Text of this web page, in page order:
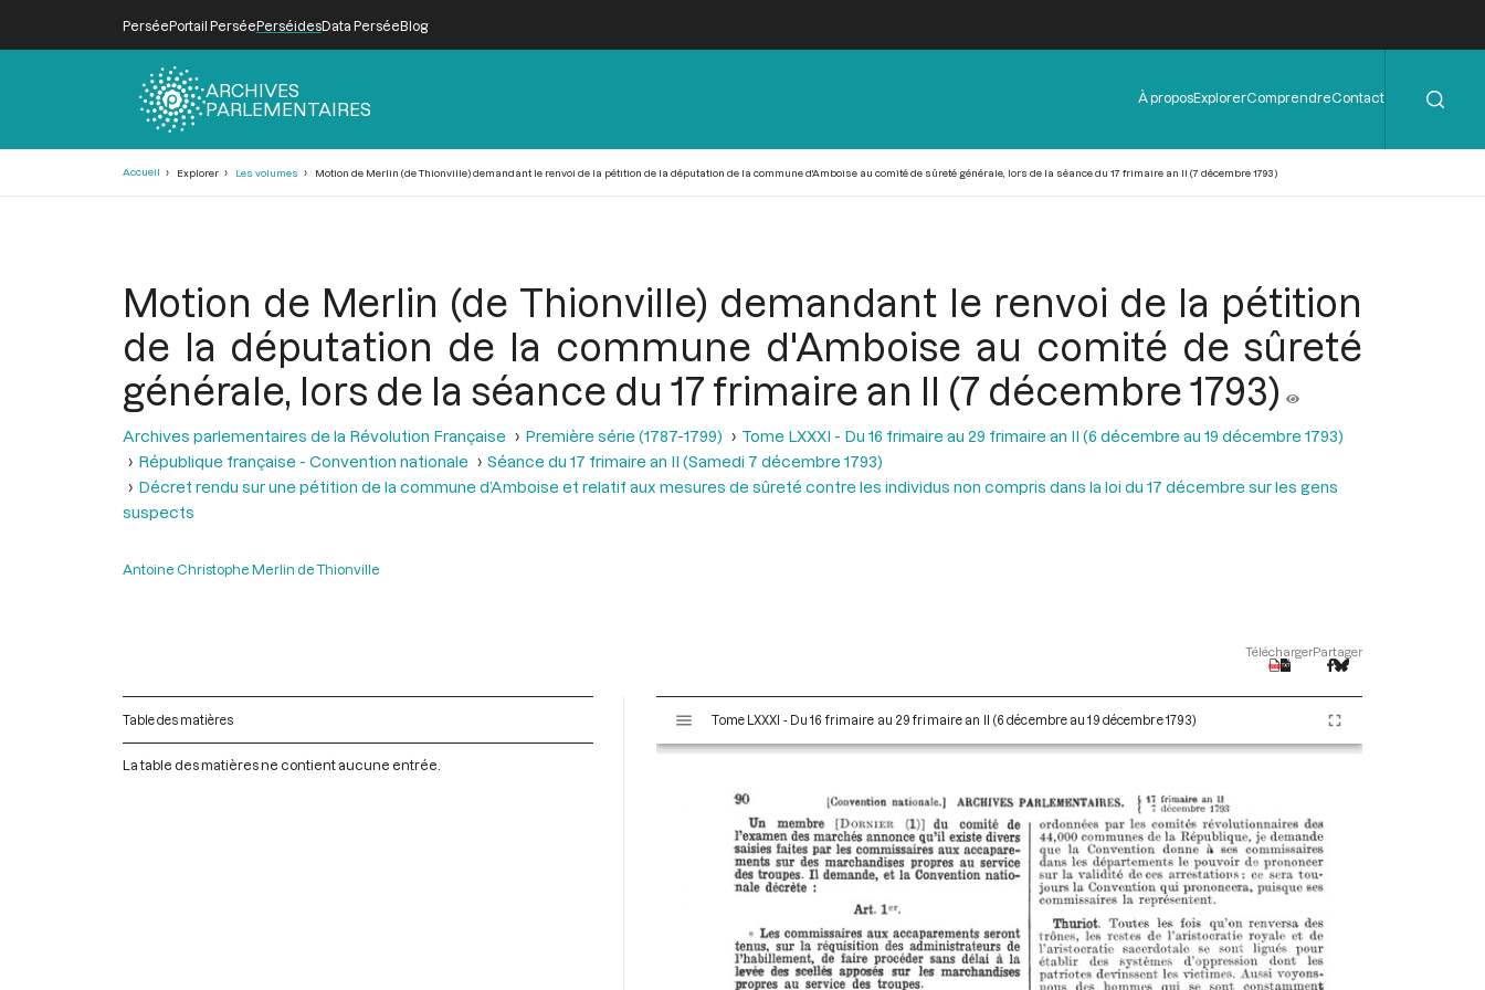
PerséePortail PerséePerséidesData PerséeBlog
ARCHIVES
PARLEMENTAIRES
Menu
de
À proposExplorerComprendreContact
Accueil Explorer Les volumes Motion de Merlin (de Thionville) demandant le renvoi de la pétition de la députation de la commune d'Amboise au comité de sûreté générale, lors de la séance du 17 frimaire an II (7 décembre 1793)
Motion de Merlin (de Thionville) demandant le renvoi de la pétition
de la députation de la commune d'Amboise au comité de sûreté
générale, lors de la séance du 17 frimaire an II (7 décembre 1793)
Archives parlementaires de la Révolution Française Première série (1787-1799)
Tome LXXXI - Du 16 frimaire au 29 frimaire an II (6 décembre au 19 décembre 1793)
République française - Convention nationale
Séance du 17 frimaire an II (Samedi 7 décembre 1793)
Décret rendu sur une pétition de la commune d’Amboise et relatif aux mesures de sûreté contre les individus non compris dans la loi du 17 décembre sur les gens
suspects
Antoine Christophe Merlin de Thionville
TéléchargerPartager
Table des matières
La table des matières ne contient aucune entrée.
s
Tome LXXXI - Du 16 frimaire au 29 frimaire an II (6 décembre au 19 décembre 1793)